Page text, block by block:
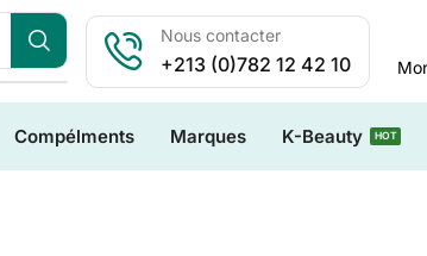
Nous contacter
+213 (0)782 12 42 10
Compélments Marques K-Beauty HOT